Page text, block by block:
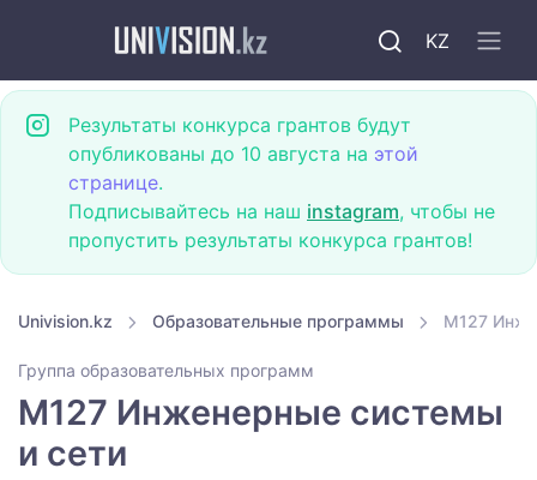
KZ
Результаты конкурса грантов будут
опубликованы до 10 августа на этой
странице.
Подписывайтесь на наш instagram, чтобы не
пропустить результаты конкурса грантов!
Univision.kz Образовательные программы M127
Группа образовательных программ
M127 Инженерные системы
и сети